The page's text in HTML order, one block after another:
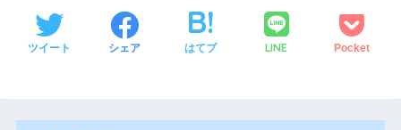
ツイート シェア はてブ LINE Pocket